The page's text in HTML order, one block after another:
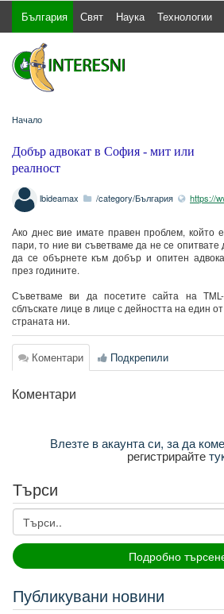
България Свят Наука Технологии
Начало
Добър адвокат в София - мит или
реалност
lbideamax /category/България https://
Ако днес вие имате правен проблем, който
пари, то ние ви съветваме да не се
да се обърнете към добър и опитен
през годините.
Съветваме ви да посетите сайта на
сблъскате лице в лице с дейността на един
страната ни.
Коментари Подкрепили
Коментари
Влезте в акаунта си, за да
регистрирайте
Търси
Подробно
Публикувани новини